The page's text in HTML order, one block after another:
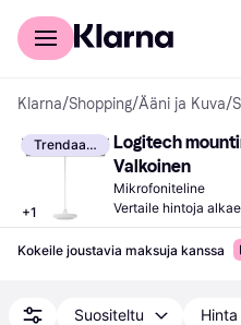
Kuluttajille
Klarna/Shopping/Ääni ja Kuva/
Trendaava
+1
Logitech
Valkoinen
Mikrofoniteline
Vertaile hintoja
Kokeile joustavia maksuja kanssa
Suositeltu